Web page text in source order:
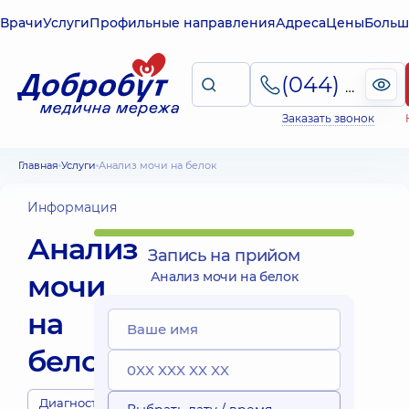
ВрачиУслугиПрофильные направленияАдресаЦены
(044) 495-2-888
Заказать звонок
Главная Услуги Анализ мочи на белок
Информация
Анализ
мочи
на
белок
Диагносты
Запись на прийом
Анализ мочи на белок